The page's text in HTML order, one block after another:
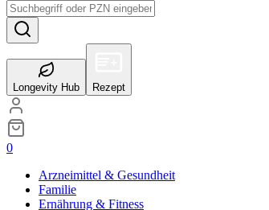
Longevity Hub Rezept
0
Arzneimittel & Gesundheit
Familie
Ernährung & Fitness